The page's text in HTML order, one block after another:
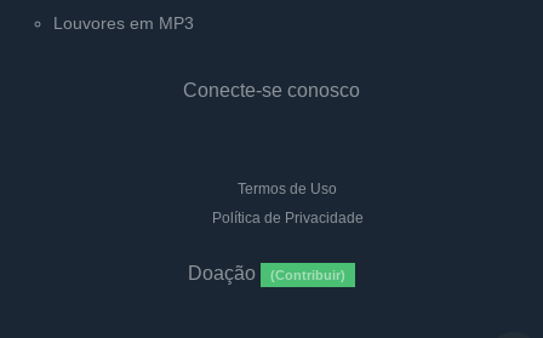
Louvores em MP3
Conecte-se conosco
Termos de Uso
Política de Privacidade
Doação (Contribuir)